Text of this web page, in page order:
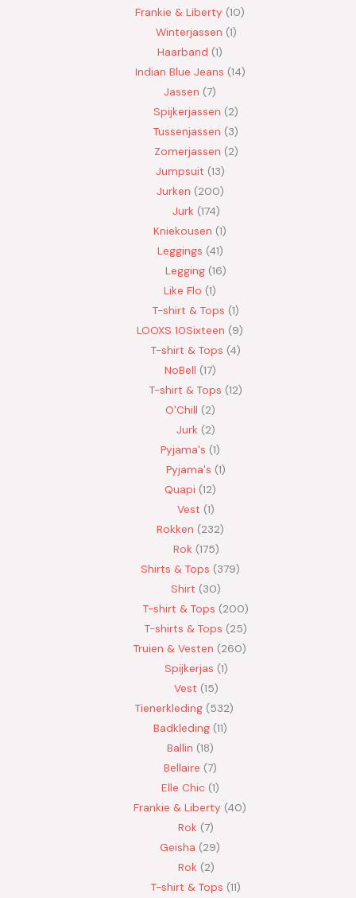
Frankie & Liberty 10
Winterjassen 1
Haarband 1
Indian Blue Jeans 14
Jassen 7
Spijkerjassen
2
Tussenjassen
3
Zomerjassen 2
Jumpsuit 13
Jurken 200
Jurk 174
Kniekousen 1
Leggings 41
Legging 16
Like Flo 1
T-shirt & Tops 1
LOOXS 10Sixteen
9
T-shirt & Tops 4
NoBell 17
T-shirt & Tops 12
O'Chill 2
Jurk
2
Pyjama's 1
Pyjama's 1
Quapi 12
Vest 1
Rokken 232
Rok 175
Shirts & Tops 379
Shirt
30
T-shirt & Tops
200
T-shirts & Tops
25
Truien & Vesten
260
Spijkerjas 1
Vest 15
Tienerkleding 532
Badkleding 11
Ballin 18
Bellaire 7
Elle Chic 1
Frankie & Liberty 40
Rok 7
Geisha
29
Rok 2
T-shirt & Tops 11